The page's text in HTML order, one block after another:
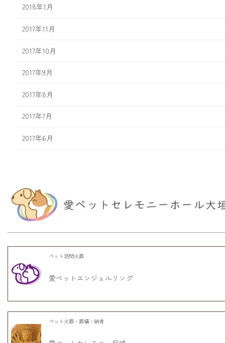
2018年1月
2017年11月
2017年10月
2017年9月
2017年8月
2017年7月
2017年6月
ペット訪問火葬
愛ペットエンジェルリング
ペット火葬・葬儀・納骨